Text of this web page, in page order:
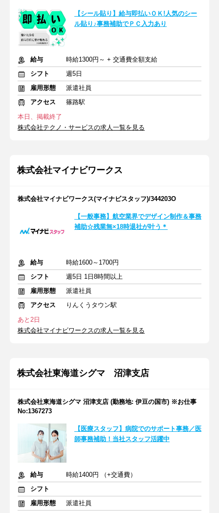
【シール貼り】給与即払いＯＫ!人気のシー
ル貼り♪事務補助でＰＣ入力あり
給与
時給1300円～ + 交通費全額支給
シフト
週5日
雇用形態
派遣社員
アクセス
篠路駅
本日、掲載終了
株式会社テクノ・サービスの求人一覧を見る
株式会社マイナビワークス
株式会社マイナビワークス(マイナビスタッフ)/344203O
【一般事務】航空業界でデザイン制作＆事務
補助☆残業無×18時退社が叶う＊
給与
時給1600～1700円
シフト
週5日 1日8時間以上
雇用形態
派遣社員
アクセス
りんくうタウン駅
あと2日
株式会社マイナビワークスの求人一覧を見る
株式会社東海道シグマ 沼津支店
株式会社東海道シグマ 沼津支店 (勤務地: 伊豆の国市) ※お仕事
No:1367273
【医療スタッフ】病院でのサポート事務／医
師事務補助！当社スタッフ活躍中
給与
時給1400円 （+交通費）
シフト
雇用形態
派遣社員